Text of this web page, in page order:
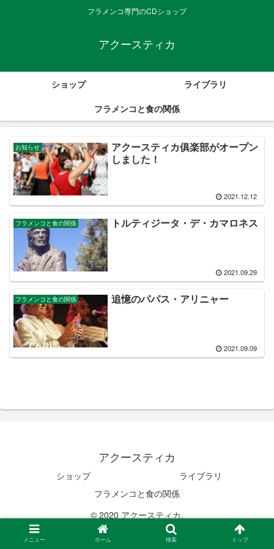
フラメンコ専門のCDショップ
アクースティカ
ショップ
ライブラリ
フラメンコと食の関係
お知らせ
アクースティカ俱楽部がオープン
しました！
2021.12.12
フラメンコと食の関係 トルティジータ・デ・カマロネス
2021.09.29
フラメンコと食の関係 追憶のパパス・アリニャー
2021.09.09
アクースティカ
ショップ
ライブラリ
フラメンコと食の関係
© 2020 アクースティカ.
メニュー ホーム 検索 トップ